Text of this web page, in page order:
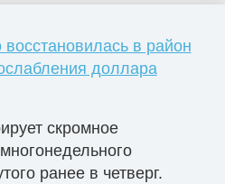
в район
доллара
скромное
ранее в четверг.